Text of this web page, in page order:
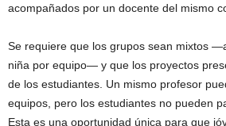
acompañados por un docente del mismo
Se requiere que los grupos sean mixtos
niña por equipo— y que los proyectos
de los estudiantes. Un mismo profesor
equipos, pero los estudiantes no pueden
Esta es una oportunidad única para que